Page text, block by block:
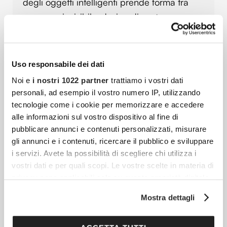
Uso responsabile dei dati
Noi e i nostri 1022 partner trattiamo i vostri dati
personali, ad esempio il vostro numero IP, utilizzando
tecnologie come i cookie per memorizzare e accedere
alle informazioni sul vostro dispositivo al fine di
pubblicare annunci e contenuti personalizzati, misurare
gli annunci e i contenuti, ricercare il pubblico e sviluppare
i servizi. Avete la possibilità di scegliere chi utilizza i
vostri dati e per quali scopi. Le vostre scelte in materia di
privacy sono applicabili solo su questa proprietà digitale
modificare o revocare il proprio consenso in qualsiasi
momento dalla Dichiarazione sui cookie o facendo clic
Mostra dettagli
presenza invisibile, design discreto e
tecnologia che semplifica senza chiedere
attenzione
La Leggerezza Di Sentire. Nuance Audio Glasses
In certe occasioni, come una cena tra amici,
una riunione affollata, una festa, si nota un
gesto ricorrente: il sorriso d’assenso di chi
non ha
Scopri gli occhiali Nuance Audio: eleganza e